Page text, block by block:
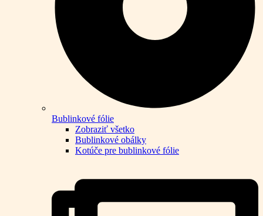
Bublinkové fólie
Zobraziť všetko
Bublinkové obálky
Kotúče pre bublinkové fólie